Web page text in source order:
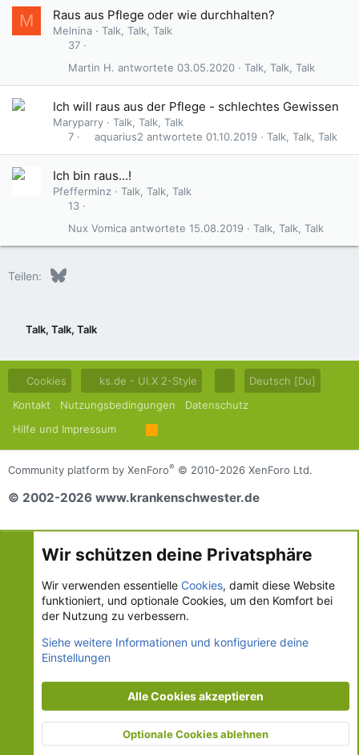
M Raus aus Pflege oder wie durchhalten?
Melnina
Talk, Talk, Talk
37
Talk, Talk, Talk
03.05.2020
Martin H.
Ich will raus aus der Pflege - schlechtes Gewissen
Maryparry
Talk, Talk, Talk
7
Talk, Talk, Talk
01.10.2019
aquarius2
Ich bin raus...!
Pfefferminz
Talk, Talk, Talk
13
Talk, Talk, Talk
15.08.2019
Nux Vomica
Teilen: Bluesky
Talk, Talk, Talk
Cookies ks.de - UI.X 2-Style
Deutsch [Du]
Kontakt
Nutzungsbedingungen
Datenschutz
Hilfe und Impressum
R
S
S
Community platform by XenForo® © 2010-2026 XenForo Ltd.
© 2002-2026 www.krankenschwester.de
Wir schützen deine Privatsphäre
Wir verwenden essentielle Cookies, damit diese Website
funktioniert, und optionale Cookies, um den Komfort bei
der Nutzung zu verbessern.
Siehe weitere Informationen und konfiguriere deine
Einstellungen
Alle Cookies akzeptieren
Optionale Cookies ablehnen